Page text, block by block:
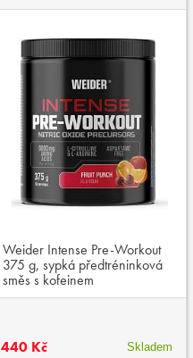
Weider Intense Pre-Workout
375 g, sypká předtréninková
směs s kofeinem
440 Kč Skladem